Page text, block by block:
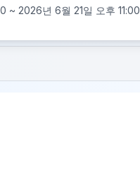
~ 2026년 6월 21일 오후 11:00